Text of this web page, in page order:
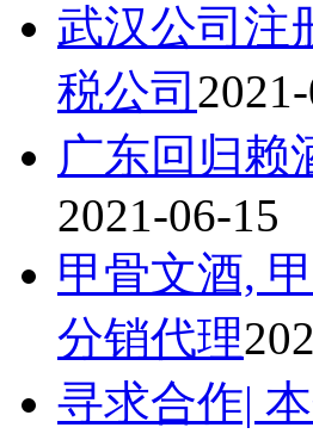
武汉公司注
税公司
广东回归赖
2021-06-15
甲骨文酒,
分销代理
寻求合作|